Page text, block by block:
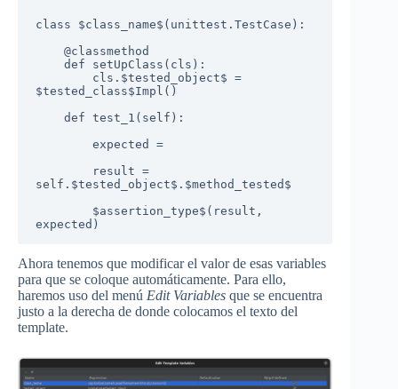
class $class_name$(unittest.TestCase):
$tested_class$Impl()
self.$tested_object$.$method_tested$
expected)
Ahora tenemos que modificar el valor de esas variables
para que se coloque automáticamente. Para ello,
haremos uso del menú Edit Variables que se encuentra
justo a la derecha de donde colocamos el texto del
template.